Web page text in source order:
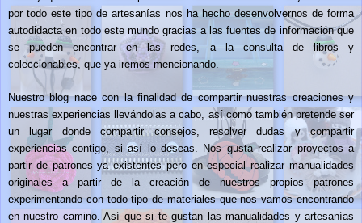
por todo este tipo de artesanías nos ha hecho desenvolvernos de forma
autodidacta en todo este mundo gracias a las fuentes de información que
se pueden encontrar en las redes, a la consulta de libros y
coleccionables, que ya iremos mencionando.
Nuestro blog nace con la finalidad de compartir nuestras creaciones y
nuestras experiencias llevándolas a cabo, así como también pretende ser
un lugar donde compartir consejos, resolver dudas y compartir
experiencias contigo, si así lo deseas. Nos gusta realizar proyectos a
partir de patrones ya existentes pero en especial realizar manualidades
originales a partir de la creación de nuestros propios patrones
experimentando con todo tipo de materiales que nos vamos encontrando
en nuestro camino. Así que si te gustan las manualidades y artesanías